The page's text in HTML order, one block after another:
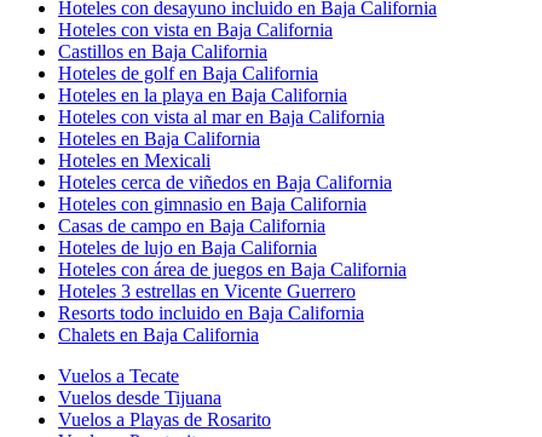
Hoteles con desayuno incluido en Baja California
Hoteles con vista en Baja California
Castillos en Baja California
Hoteles de golf en Baja California
Hoteles en la playa en Baja California
Hoteles con vista al mar en Baja California
Hoteles en Baja California
Hoteles en Mexicali
Hoteles cerca de viñedos en Baja California
Hoteles con gimnasio en Baja California
Casas de campo en Baja California
Hoteles de lujo en Baja California
Hoteles con área de juegos en Baja California
Hoteles 3 estrellas en Vicente Guerrero
Resorts todo incluido en Baja California
Chalets en Baja California
Vuelos a Tecate
Vuelos desde Tijuana
Vuelos a Playas de Rosarito